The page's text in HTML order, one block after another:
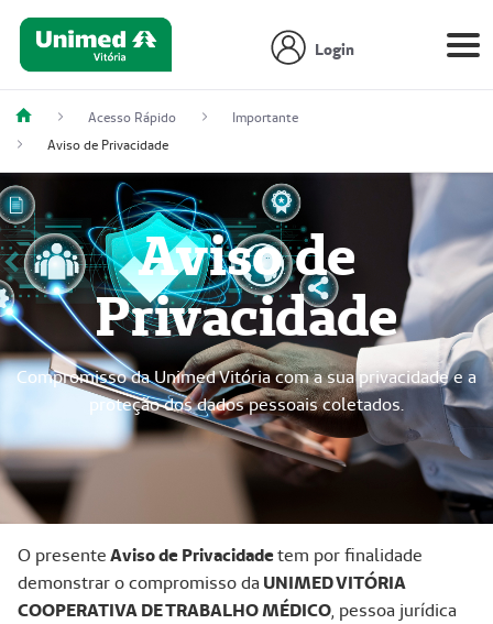
Login
Acesso Rápido
Importante
Aviso de Privacidade
Aviso de
Privacidade
Compromisso da Unimed Vitória com a sua privacidade e a
proteção dos dados pessoais coletados.
O presenteAviso de Privacidadetem por finalidade
demonstrar o compromisso da UNIMED VITÓRIA
COOPERATIVA DE TRABALHO MÉDICO, pessoa jurídica